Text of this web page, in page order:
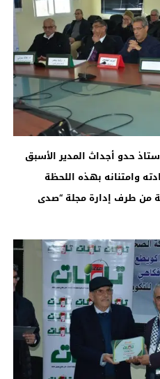
حدو أجداث المدير الأسبق
وامتنانه بهذه اللحظة
من طرف إدارة مجلة “صدى